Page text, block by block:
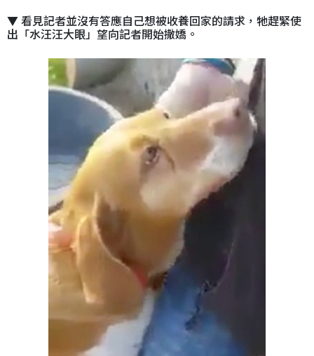
▼ 看見記者並沒有答應自己想被收養回家的請求，牠趕緊使
出「水汪汪大眼」望向記者開始撒嬌。